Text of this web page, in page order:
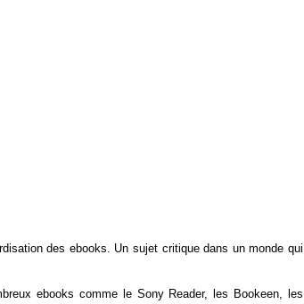
des ebooks. Un sujet critique dans un monde qui
ebooks comme le Sony Reader, les Bookeen, les